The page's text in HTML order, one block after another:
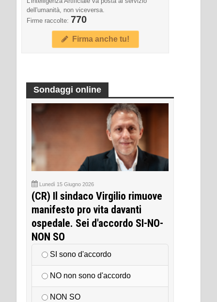
dell'umanità, non viceversa.
Firme raccolte: 770
Firma anche tu!
Sondaggi online
Lunedì 15 Giugno 2026
(CR) Il sindaco Virgilio rimuove
manifesto pro vita davanti
ospedale. Sei d'accordo SI-NO-
NON SO
SI sono d'accordo
NO non sono d'accordo
NON SO